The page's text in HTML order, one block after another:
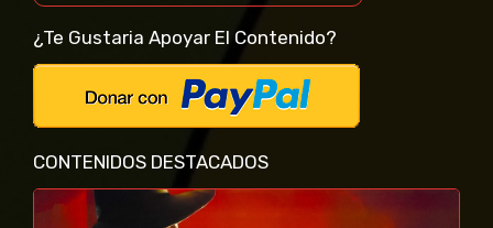
¿Te Gustaria Apoyar El Contenido?
CONTENIDOS DESTACADOS